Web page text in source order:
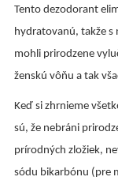
Tento dezodorant
hydratovanú, takže s
mohli prirodzene
ženskú vôňu a tak
Keď si zhrnieme
sú, že nebráni
prírodných zložiek,
sódu bikarbónu (pre